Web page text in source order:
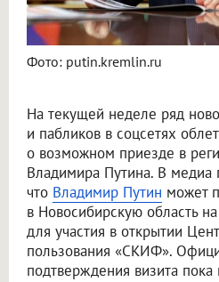
Фото: putin.kremlin.ru
На текущей неделе ряд
и пабликов в соцсетях
о возможном приезде в
Владимира Путина. В медиа
что Владимир Путин может
в Новосибирскую область
для участия в открытии
пользования «СКИФ».
подтверждения визита пока